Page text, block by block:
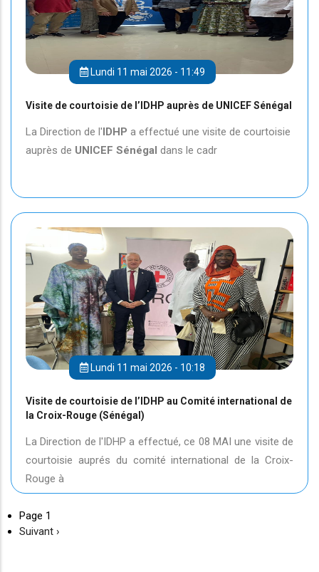
Lundi 11 mai 2026 - 11:49
Visite de courtoisie de l’IDHP auprès de UNICEF Sénégal
La Direction de l'IDHP a effectué une visite de courtoisie
auprès de UNICEF Sénégal dans le cadr
Lundi 11 mai 2026 - 10:18
Visite de courtoisie de l’IDHP au Comité international de
la Croix-Rouge (Sénégal)
La Direction de l'IDHP a effectué, ce 08 MAI une visite de
courtoisie auprés du comité international de la Croix-
Rouge à
Page 1
Page
Suivant ›